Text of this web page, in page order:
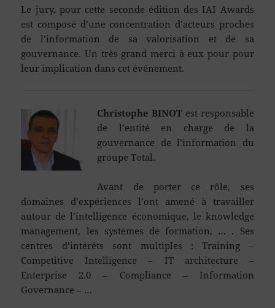
Le jury, pour cette seconde édition des IAI Awards
est composé d’une concentration d’acteurs proches
de l’information de sa valorisation et de sa
gouvernance. Un très grand merci à eux pour pour
leur implication dans cet événement.
Christophe BINOT est responsable
de l’entité en charge de la
gouvernance de l’information du
groupe Total.
Avant de porter ce rôle, ses
domaines d’expériences l’ont amené à travailler
autour de l’intelligence économique, le knowledge
management, les systèmes de formation, … . Ses
centres d’intérêts sont multiples : Training –
Competitive Intelligence – IT architecture –
Enterprise 2.0 – Compliance – Information
Governance – …